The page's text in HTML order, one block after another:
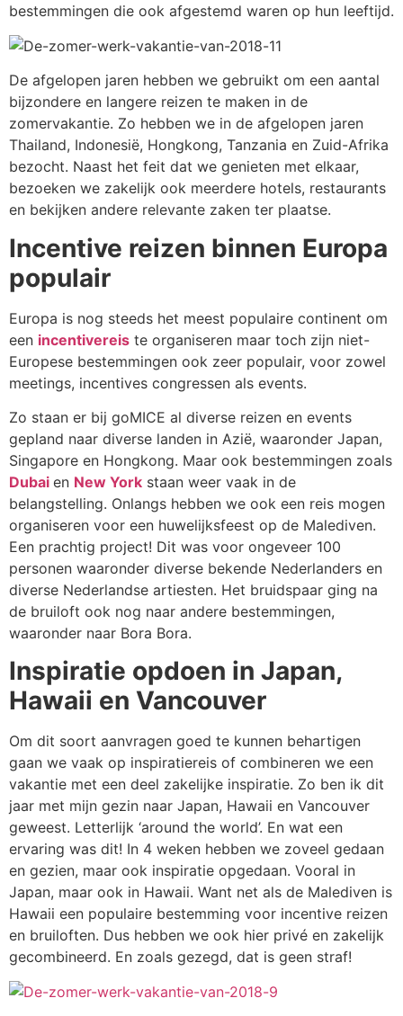
bestemmingen die ook afgestemd waren op hun leeftijd.
De afgelopen jaren hebben we gebruikt om een aantal
bijzondere en langere reizen te maken in de
zomervakantie. Zo hebben we in de afgelopen jaren
Thailand, Indonesië, Hongkong, Tanzania en Zuid-Afrika
bezocht. Naast het feit dat we genieten met elkaar,
bezoeken we zakelijk ook meerdere hotels, restaurants
en bekijken andere relevante zaken ter plaatse.
Incentive reizen binnen Europa
populair
Europa is nog steeds het meest populaire continent om
een incentivereis te organiseren maar toch zijn niet-
Europese bestemmingen ook zeer populair, voor zowel
meetings, incentives congressen als events.
Zo staan er bij goMICE al diverse reizen en events
gepland naar diverse landen in Azië, waaronder Japan,
Singapore en Hongkong. Maar ook bestemmingen zoals
Dubai en New York staan weer vaak in de
belangstelling. Onlangs hebben we ook een reis mogen
organiseren voor een huwelijksfeest op de Malediven.
Een prachtig project! Dit was voor ongeveer 100
personen waaronder diverse bekende Nederlanders en
diverse Nederlandse artiesten. Het bruidspaar ging na
de bruiloft ook nog naar andere bestemmingen,
waaronder naar Bora Bora.
Inspiratie opdoen in Japan,
Hawaii en Vancouver
Om dit soort aanvragen goed te kunnen behartigen
gaan we vaak op inspiratiereis of combineren we een
vakantie met een deel zakelijke inspiratie. Zo ben ik dit
jaar met mijn gezin naar Japan, Hawaii en Vancouver
geweest. Letterlijk ‘around the world’. En wat een
ervaring was dit! In 4 weken hebben we zoveel gedaan
en gezien, maar ook inspiratie opgedaan. Vooral in
Japan, maar ook in Hawaii. Want net als de Malediven is
Hawaii een populaire bestemming voor incentive reizen
en bruiloften. Dus hebben we ook hier privé en zakelijk
gecombineerd. En zoals gezegd, dat is geen straf!